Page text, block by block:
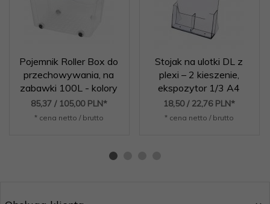
Pojemnik Roller Box do
przechowywania, na
zabawki 100L - kolory
85,37 / 105,00 PLN*
* cena netto / brutto
Stojak na ulotki DL z
plexi – 2 kieszenie,
ekspozytor 1/3 A4
18,50 / 22,76 PLN*
* cena netto / brutto